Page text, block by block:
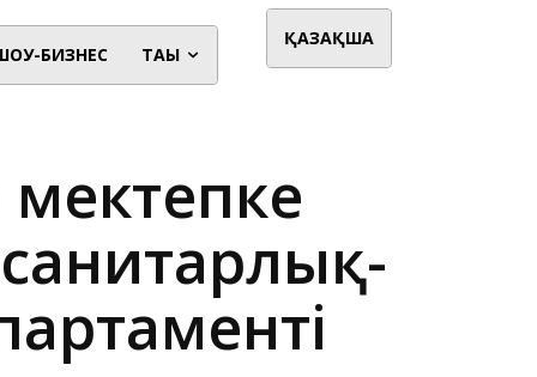
БИЗНЕС ТАҒЫ
ҚАЗАҚША